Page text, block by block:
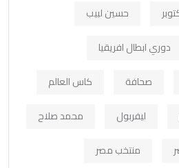
حسين لبيب
دوري ابطال افريقيا
صحافة
كاس العالم
ليفربول
محمد صلاح
منتخب مصر